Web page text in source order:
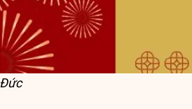
Đức